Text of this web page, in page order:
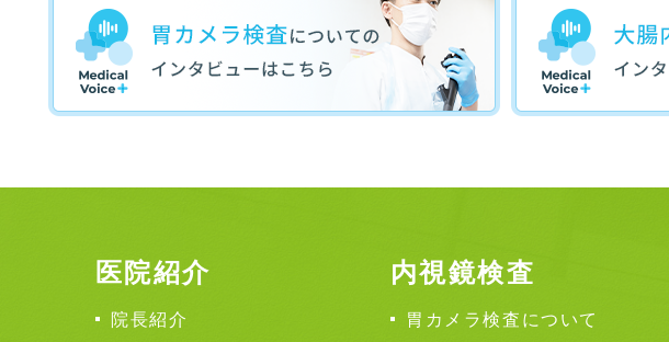
医院紹介
院長紹介
内視鏡検査
胃カメラ検査について